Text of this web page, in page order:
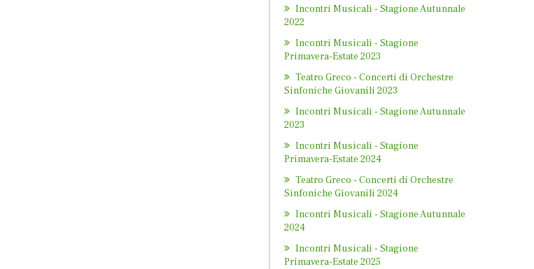
Incontri Musicali - Stagione Autunnale
2022
Incontri Musicali - Stagione
Primavera-Estate 2023
Teatro Greco - Concerti di Orchestre
Sinfoniche Giovanili 2023
Incontri Musicali - Stagione Autunnale
2023
Incontri Musicali - Stagione
Primavera-Estate 2024
Teatro Greco - Concerti di Orchestre
Sinfoniche Giovanili 2024
Incontri Musicali - Stagione Autunnale
2024
Incontri Musicali - Stagione
Primavera-Estate 2025